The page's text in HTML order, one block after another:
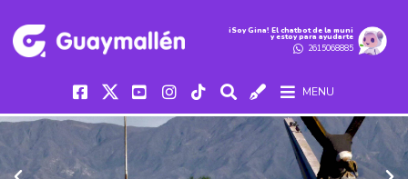
iSoy Gina! El chatbot de la muni
y estoy para ayudarte
2615068885
MENU